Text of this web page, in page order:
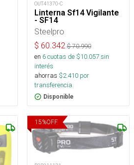
OUT41370-C
Linterna Sf14 Vigilante
- SF14
Steelpro
$ 60.342 $70.990
en 6cuotas de $10.057sin
interés
ahorras $2.410 por
transferencia.
Disponible
15%OFF